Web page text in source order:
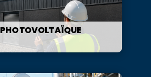
PHOTOVOLTAÏQUE